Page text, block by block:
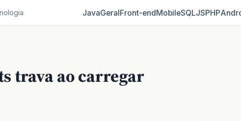
JavaGeralFront‑endMobileSQLJSPHP
trava ao carregar